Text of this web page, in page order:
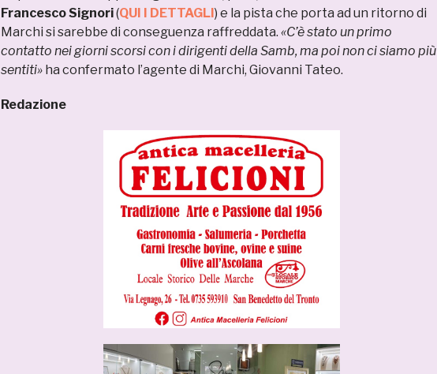
Francesco Signori(QUI I DETTAGLI) e la pista che porta ad un ritorno di
Marchi si sarebbe di conseguenza raffreddata. «C’è stato un primo
contatto nei giorni scorsi con i dirigenti della Samb, ma poi non ci siamo più
sentiti» ha confermato l’agente di Marchi, Giovanni Tateo.
Redazione